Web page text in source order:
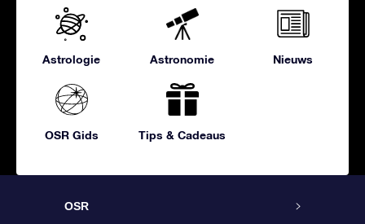
Astrologie Astronomie Nieuws
OSR Gids Tips & Cadeaus
OSR